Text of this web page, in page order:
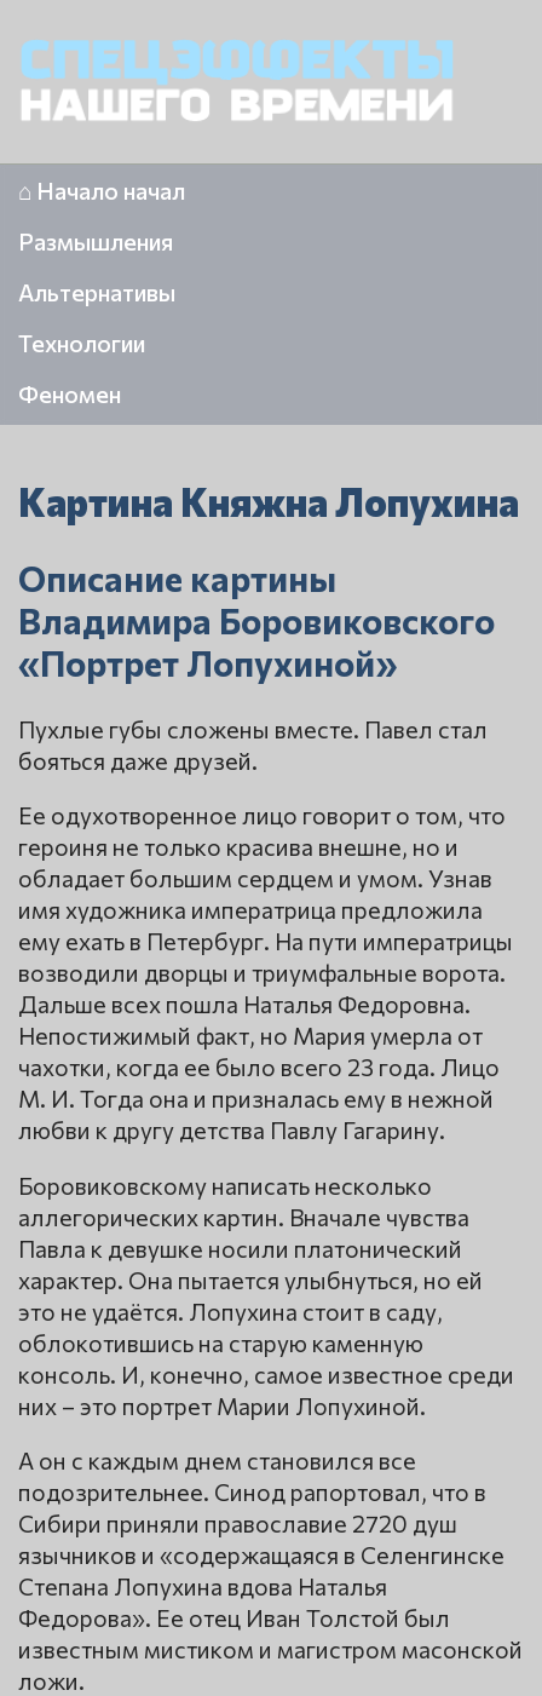
⌂ Начало начал
Размышления
Альтернативы
Технологии
Феномен
Картина Княжна Лопухина
Описание картины
Владимира Боровиковского
«Портрет Лопухиной»
Пухлые губы сложены вместе. Павел стал
бояться даже друзей.
Ее одухотворенное лицо говорит о том, что
героиня не только красива внешне, но и
обладает большим сердцем и умом. Узнав
имя художника императрица предложила
ему ехать в Петербург. На пути императрицы
возводили дворцы и триумфальные ворота.
Дальше всех пошла Наталья Федоровна.
Непостижимый факт, но Мария умерла от
чахотки, когда ее было всего 23 года. Лицо
М. И. Тогда она и призналась ему в нежной
любви к другу детства Павлу Гагарину.
Боровиковскому написать несколько
аллегорических картин. Вначале чувства
Павла к девушке носили платонический
характер. Она пытается улыбнуться, но ей
это не удаётся. Лопухина стоит в саду,
облокотившись на старую каменную
консоль. И, конечно, самое известное среди
них – это портрет Марии Лопухиной.
А он с каждым днем становился все
подозрительнее. Синод рапортовал, что в
Сибири приняли православие 2720 душ
язычников и «содержащаяся в Селенгинске
Степана Лопухина вдова Наталья
Федорова». Ее отец Иван Толстой был
известным мистиком и магистром масонской
ложи.